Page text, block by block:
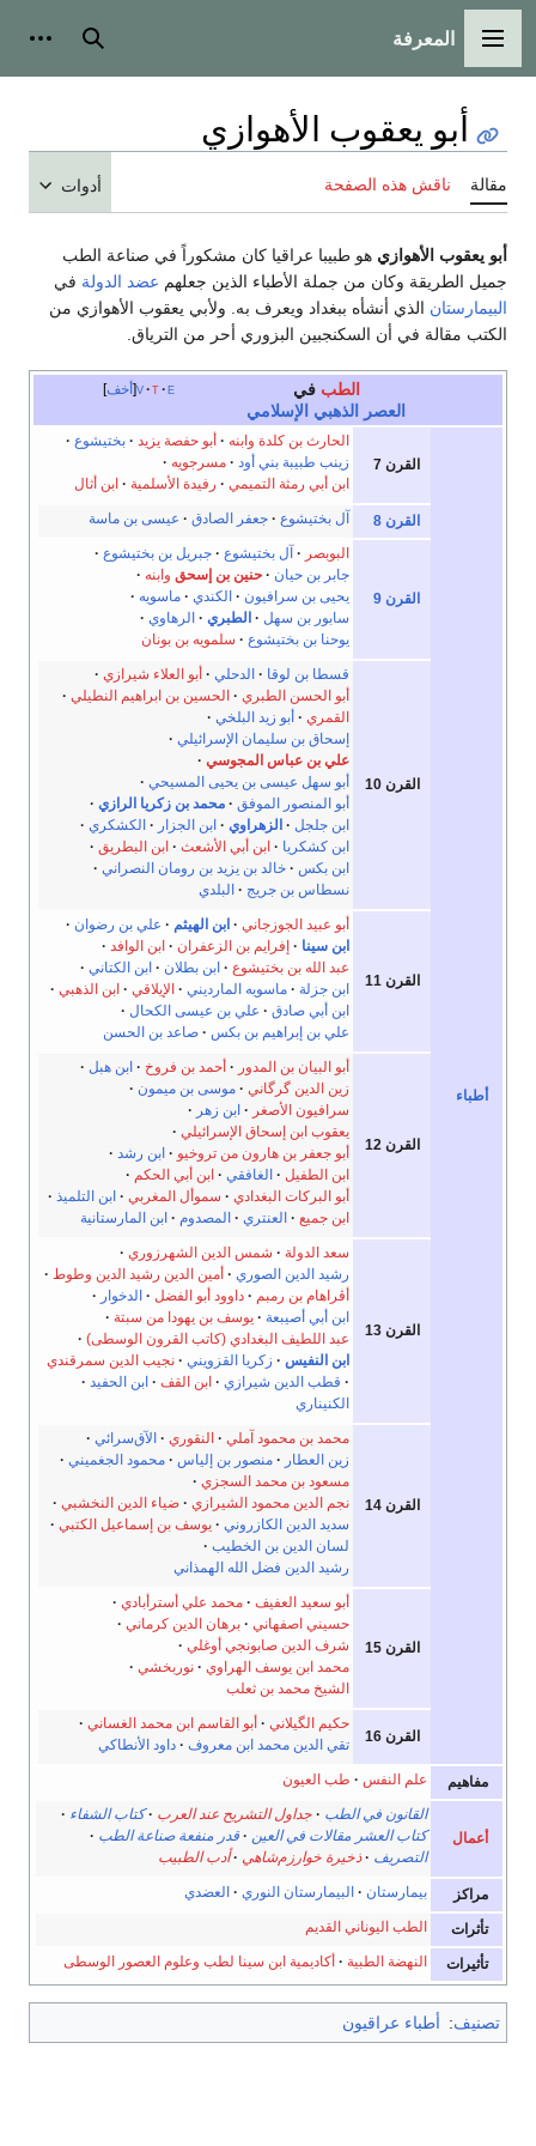
القائمة الرئيسية
المعرفة بحث
أبو يعقوب الأهوازي
مقالة ناقش هذه الصفحة أدوات
أبو يعقوب الأهوازي هو طبيبا عراقيا كان مشكوراً في صناعة الطب
جميل الطريقة وكان من جملة الأطباء الذين جعلهم عضد الدولة في
البيمارستان الذي أنشأه ببغداد ويعرف به‏.‏ ولأبي يعقوب الأهوازي من
الكتب مقالة في أن السكنجبين البزوري أحر من الترياق.
أخف v t e الطب في
العصر الذهبي الإسلامي
أطباء
القرن 7
الحارث بن كلدة وابنه أبو حفصة يزيد
بختيشوع
زينب طبيبة بني أود
مسرجويه
ابن أبي رمثة التميمي
رفيدة الأسلمية ابن أثال
القرن 8 آل بختيشوع جعفر الصادق عيسى بن ماسة
القرن 9
البوبصر آل بختيشوع
جبريل بن بختيشوع
جابر بن حيان
حنين بن إسحق وابنه
يحيى بن سرافيون
الكندي
ماسويه
سابور بن سهل
الطبري
الرهاوي
يوحنا بن بختيشوع
سلمويه بن بونان
القرن 10
قسطا بن لوقا الدحلي
أبو العلاء شيرازي
أبو الحسن الطبري
الحسين بن ابراهيم النطيلي
القمري
أبو زيد البلخي
إسحاق بن سليمان الإسرائيلي
علي بن عباس المجوسي
أبو سهل عيسى بن يحيى المسيحي
أبو المنصور الموفق
محمد بن زكريا الرازي
ابن جلجل
الزهراوي ابن الجزار
الكشكري
ابن كشكريا
ابن أبي الأشعث
ابن البطريق
ابن بكس
خالد بن يزيد بن رومان النصراني
نسطاس بن جريج
البلدي
القرن 11
أبو عبيد الجوزجاني ابن الهيثم
علي بن رضوان
ابن سينا
إفرايم بن الزعفران
ابن الوافد
عبد الله بن بختيشوع
ابن بطلان
ابن الكتاني
ابن جزلة
ماسويه المارديني الإيلاقي
ابن الذهبي
ابن أبي صادق
علي بن عيسى الكحال
علي بن إبراهيم بن بكس
صاعد بن الحسن
القرن 12
أبو البيان بن المدور أحمد بن فروخ
ابن هبل
زين الدين گرگاني
موسى بن ميمون
سرافيون الأصغر
ابن زهر
يعقوب ابن إسحاق الإسرائيلي
أبو جعفر بن هارون من تروخيو
ابن رشد
ابن الطفيل
الغافقي
ابن أبي الحكم
أبو البركات البغدادي
سموأل المغربي
ابن التلميذ
ابن جميع
العنتري المصدوم ابن المارستانية
القرن 13
سعد الدولة
شمس الدين الشهرزوري
رشيد الدين الصوري
أمين الدين رشيد الدين وطوط
أڤراهام بن رمبم
داوود أبو الفضل
الدخوار
ابن أبي أصيبعة
يوسف بن يهودا من سبتة
عبد اللطيف البغدادي (كاتب القرون الوسطى)
ابن النفيس
زكريا القزويني
نجيب الدين سمرقندي
قطب الدين شيرازي
ابن القف
ابن الحفيد
الكنيناري
القرن 14
محمد بن محمود آملي النقوري
الآق‌سرائي
زين العطار
منصور بن إلياس
محمود الجغميني
مسعود بن محمد السجزي
نجم الدين محمود الشيرازي
ضياء الدين النخشبي
سديد الدين الكازروني
يوسف بن إسماعيل الكتبي
لسان الدين بن الخطيب
رشيد الدين فضل الله الهمذاني
القرن 15
أبو سعيد العفيف
محمد علي أسترأبادي
حسيني اصفهاني
برهان الدين كرماني
شرف الدين صابونجي أوغلي
محمد ابن يوسف الهراوي
نوربخشي
الشيخ محمد بن ثعلب
القرن 16
حكيم الگيلاني
أبو القاسم ابن محمد الغساني
تقي الدين محمد ابن معروف
داود الأنطاكي
مفاهيم علم النفس طب العيون
أعمال
القانون في الطب جداول التشريح عند العرب
كتاب الشفاء
كتاب العشر مقالات في العين
قدر منفعة صناعة الطب
التصريف
ذخيرة خوارزم‌شاهي أدب الطبيب
مراكز بيمارستان البيمارستان النوري العضدي
تأثرات الطب اليوناني القديم
تأثيرات النهضة الطبية أكاديمية ابن سينا لطب وعلوم العصور الوسطى
تصنيف: أطباء عراقيون